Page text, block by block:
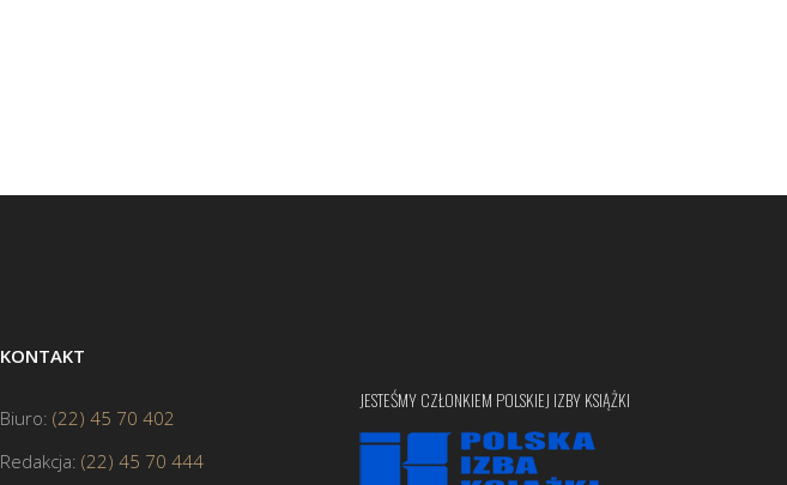
KONTAKT
Biuro: (22) 45 70 402
Redakcja: (22) 45 70 444
JESTEŚMY CZŁONKIEM POLSKIEJ IZBY KSIĄŻKI